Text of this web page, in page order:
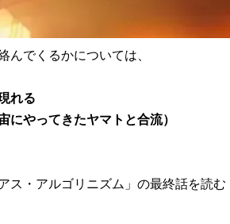
んでくるかについては、
れる
やってきたヤマトと合流）
ス・アルゴリニズム」の最終話を読む